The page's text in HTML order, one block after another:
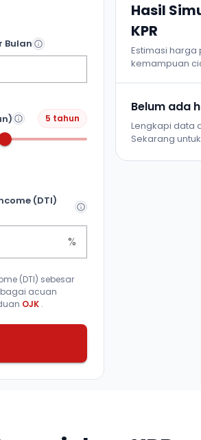
Bulan
5 tahun
(DTI)
%
(DTI) sebesar
acuan
OJK .
Hasil
KPR
Estimasi
kemampuan
Belum ada
Lengkapi data
Sekarang